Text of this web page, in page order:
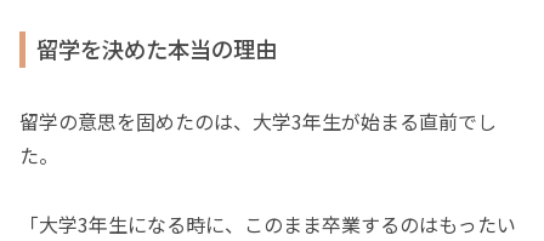
留学を決めた本当の理由
留学の意思を固めたのは、大学3年生が始まる直前でし
た。
「大学3年生になる時に、このまま卒業するのはもったい